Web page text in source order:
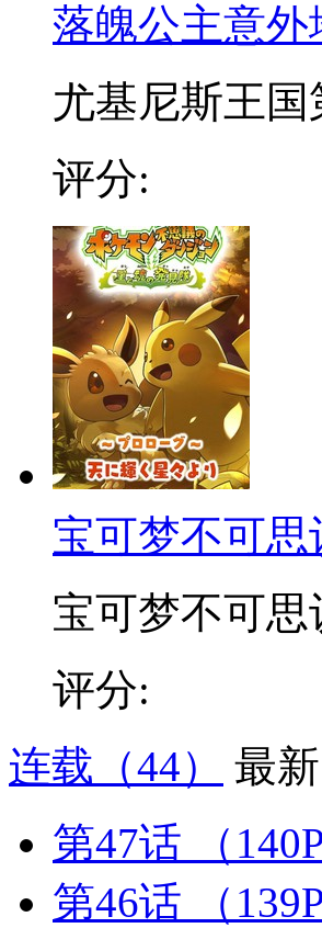
落魄公主意
尤基尼斯王
评分:
宝可梦不可思
宝可梦不可
评分:
连载 （44） 最新
第47话
（
第46话
（